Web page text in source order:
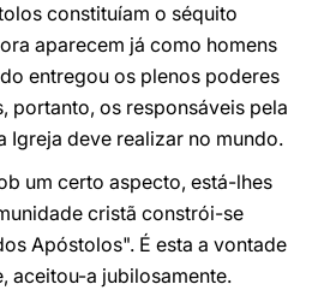
constituíam o séquito
aparecem já como homens
entregou os plenos poderes
portanto, os responsáveis pela
Igreja deve realizar no mundo.
um certo aspecto, está-lhes
cristã constrói-se
Apóstolos". É esta a vontade
aceitou-a jubilosamente.